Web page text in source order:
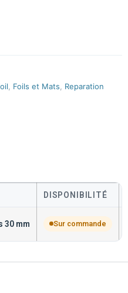
Foils et Mats
Reparation
DISPONIBILITÉ
30 mm Sur commande